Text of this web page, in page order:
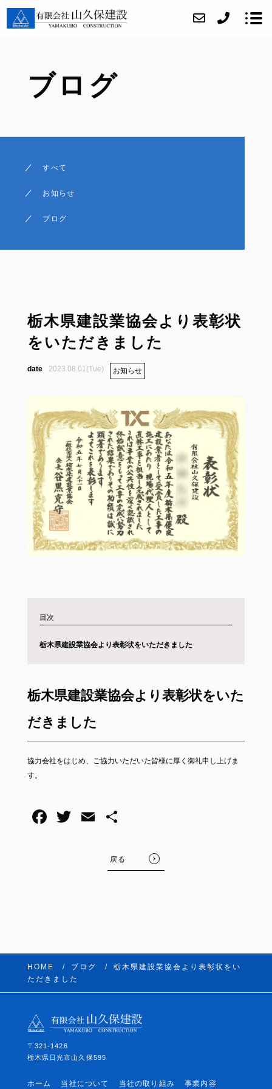
ブログ
すべて
お知らせ
ブログ
栃木県建設業協会より表彰状
をいただきました
2023.08.01(Tue) お知らせ
目次
栃木県建設業協会より表彰状をいただきました
栃木県建設業協会より表彰状をいた
だきました
協力会社をはじめ、ご協力いただいた皆様に厚く御礼申し上げま
す。
戻る
HOME ブログ
栃木県建設業協会より表彰状をい
ただきました
〒321-1426
栃木県日光市山久保595
ホーム 当社について 当社の取り組み 事業内容